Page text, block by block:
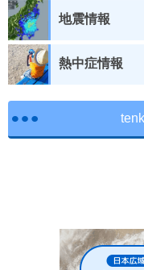
地震情報
熱中症情報